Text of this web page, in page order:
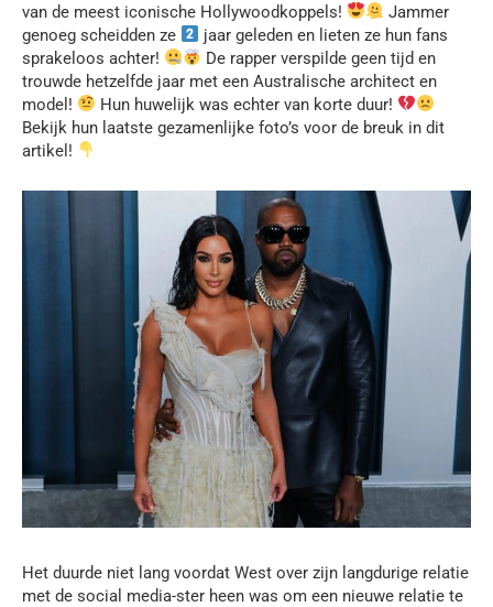
van de meest iconische Hollywoodkoppels!
Jammer
genoeg scheidden ze
jaar geleden en lieten ze hun fans
sprakeloos achter!
De rapper verspilde geen tijd en
trouwde hetzelfde jaar met een Australische architect en
model!
Hun huwelijk was echter van korte duur!
Bekijk hun laatste gezamenlijke foto’s voor de breuk in dit
artikel!
Het duurde niet lang voordat West over zijn langdurige relatie
met de social media-ster heen was om een nieuwe relatie te